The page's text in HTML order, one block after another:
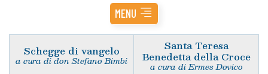
MENU
Schegge di vangelo
a cura di don Stefano Bimbi
Santa Teresa
Benedetta della Croce
a cura di Ermes Dovico